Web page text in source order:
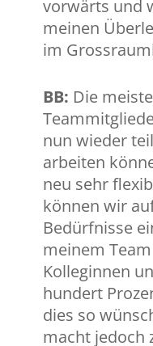
vorwärts und
meinen
im
BB: Die
nun wieder
arbeiten
neu sehr
können wir
Bedürfnisse
meinem
Kolleginnen
hundert
dies so
macht jedoch